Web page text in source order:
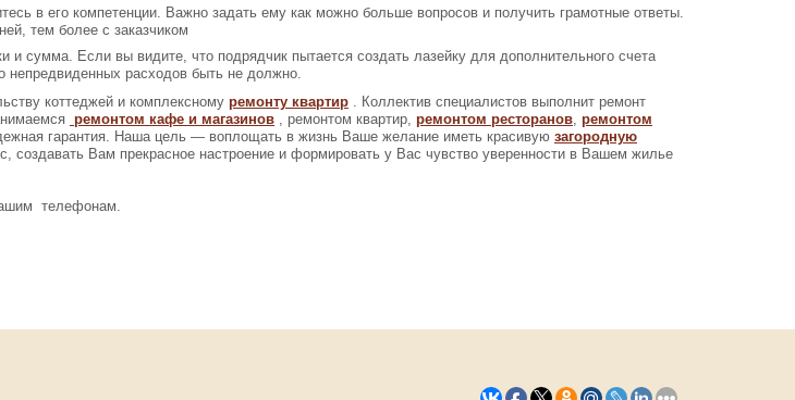
в его компетенции. Важно задать ему как можно больше вопросов и получить грамотные ответы.
тем более с заказчиком
сумма. Если вы видите, что подрядчик пытается создать лазейку для дополнительного счета
непредвиденных расходов быть не должно.
коттеджей и комплексному ремонту квартир . Коллектив специалистов выполнит ремонт
ремонтом кафе и магазинов , ремонтом квартир, ремонтом ресторанов, ремонтом
гарантия. Наша цель — воплощать в жизнь Ваше желание иметь красивую загородную
Вам прекрасное настроение и формировать у Вас чувство уверенности в Вашем жилье
телефонам.